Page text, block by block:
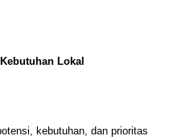
Lokal
kebutuhan, dan prioritas